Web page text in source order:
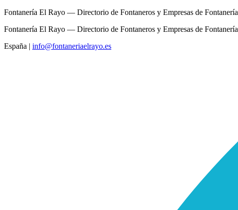
Fontanería El Rayo — Directorio de Fontaneros y Empresas de Fontanería
Fontanería El Rayo — Directorio de Fontaneros y Empresas de Fontanería
España | info@fontaneriaelrayo.es